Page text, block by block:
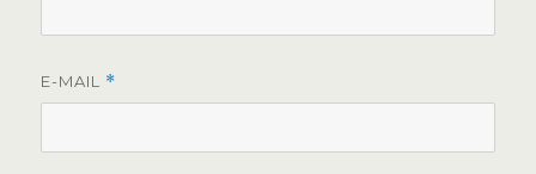
E-MAIL *